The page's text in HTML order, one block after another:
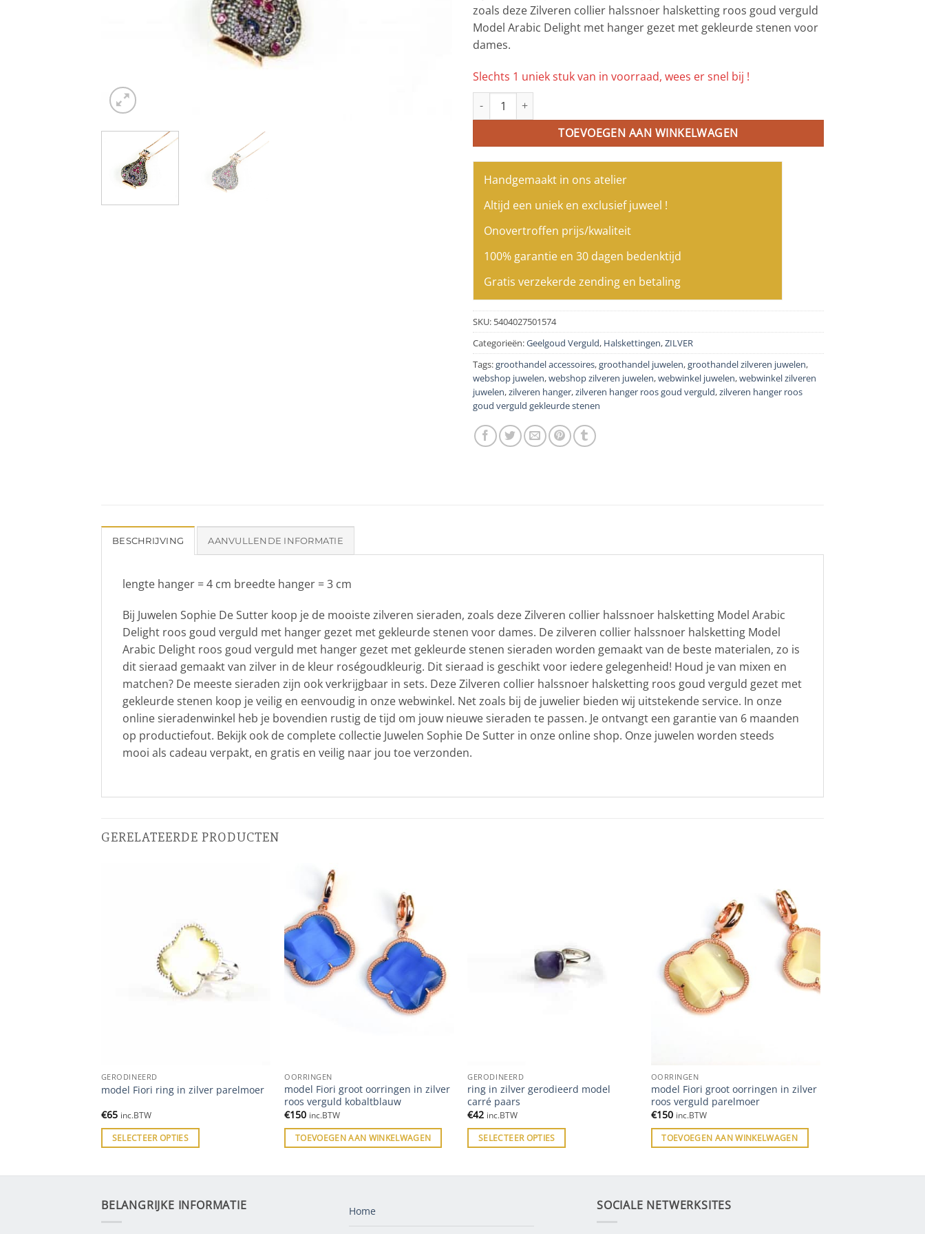
zoals deze Zilveren collier halssnoer halsketting roos goud verguld
Model Arabic Delight met hanger gezet met gekleurde stenen voor
dames.
Slechts 1 uniek stuk van in voorraad, wees er snel bij !
Zilveren collier halssnoer Model Arabic Delight roos goud verguld met hanger gezet met
TOEVOEGEN AAN WINKELWAGEN
Handgemaakt in ons atelier
Altijd een uniek en exclusief juweel !
Onovertroffen prijs/kwaliteit
100% garantie en 30 dagen bedenktijd
Gratis verzekerde zending en betaling
SKU: 5404027501574
Categorieën:Geelgoud Verguld, Halskettingen,ZILVER
Tags:groothandel accessoires,groothandel juwelen,groothandel zilveren juwelen,
webshop juwelen,webshop zilveren juwelen,webwinkel juwelen,webwinkel zilveren
juwelen,zilveren hanger,zilveren hanger roos goud verguld,zilveren hanger roos
goud verguld gekleurde stenen
BESCHRIJVING AANVULLENDE INFORMATIE
lengte hanger = 4 cm breedte hanger = 3 cm
Bij Juwelen Sophie De Sutter koop je de mooiste zilveren sieraden, zoals deze Zilveren collier halssnoer halsketting Model Arabic
Delight roos goud verguld met hanger gezet met gekleurde stenen voor dames. De zilveren collier halssnoer halsketting Model
Arabic Delight roos goud verguld met hanger gezet met gekleurde stenen sieraden worden gemaakt van de beste materialen, zo is
dit sieraad gemaakt van zilver in de kleur roségoudkleurig. Dit sieraad is geschikt voor iedere gelegenheid! Houd je van mixen en
matchen? De meeste sieraden zijn ook verkrijgbaar in sets. Deze Zilveren collier halssnoer halsketting roos goud verguld gezet met
gekleurde stenen koop je veilig en eenvoudig in onze webwinkel. Net zoals bij de juwelier bieden wij uitstekende service. In onze
online sieradenwinkel heb je bovendien rustig de tijd om jouw nieuwe sieraden te passen. Je ontvangt een garantie van 6 maanden
op productiefout. Bekijk ook de complete collectie Juwelen Sophie De Sutter in onze online shop. Onze juwelen worden steeds
mooi als cadeau verpakt, en gratis en veilig naar jou toe verzonden.
GERELATEERDE PRODUCTEN
GERODINEERD
model Fiori ring in zilver parelmoer
€65 inc.BTW
SELECTEER OPTIES
OORRINGEN
model Fiori groot oorringen in zilver
roos verguld kobaltblauw
€150 inc.BTW
TOEVOEGEN AAN WINKELWAGEN
GERODINEERD
ring in zilver gerodieerd model
carré paars
€42 inc.BTW
SELECTEER OPTIES
OORRINGEN
model Fiori groot oorringen in zilver
roos verguld parelmoer
€150 inc.BTW
TOEVOEGEN AAN WINKELWAGEN
BELANGRIJKE INFORMATIE Home SOCIALE NETWERKSITES